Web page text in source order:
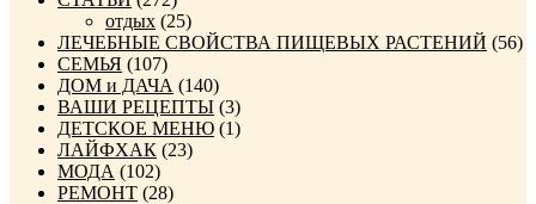
отдых (25)
ЛЕЧЕБНЫЕ СВОЙСТВА ПИЩЕВЫХ РАСТЕНИЙ (56)
СЕМЬЯ (107)
ДОМ и ДАЧА (140)
ВАШИ РЕЦЕПТЫ (3)
ДЕТСКОЕ МЕНЮ (1)
ЛАЙФХАК (23)
МОДА (102)
РЕМОНТ (28)